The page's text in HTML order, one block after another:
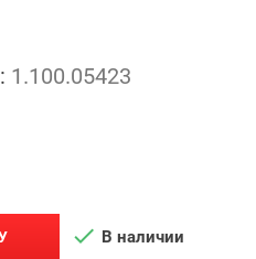
1.100.05423
 В наличии